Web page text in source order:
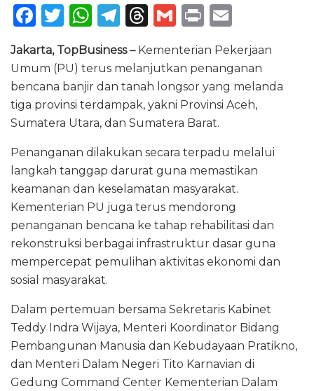
F
c
e
b
o
o
k
T
it
te
r
W
h
a
ts
A
p
p
T
e
g
ra
m
T
re
a
d
s
G
ai
l
P
n
t
ai
l
Jakarta, TopBusiness –Kementerian Pekerjaan
Umum (PU) terus melanjutkan penanganan
bencana banjir dan tanah longsor yang melanda
tiga provinsi terdampak, yakni Provinsi Aceh,
Sumatera Utara, dan Sumatera Barat.
Penanganan dilakukan secara terpadu melalui
langkah tanggap darurat guna memastikan
keamanan dan keselamatan masyarakat.
Kementerian PU juga terus mendorong
penanganan bencana ke tahap rehabilitasi dan
rekonstruksi berbagai infrastruktur dasar guna
mempercepat pemulihan aktivitas ekonomi dan
sosial masyarakat.
Dalam pertemuan bersama Sekretaris Kabinet
Teddy Indra Wijaya, Menteri Koordinator Bidang
Pembangunan Manusia dan Kebudayaan Pratikno,
dan Menteri Dalam Negeri Tito Karnavian di
Gedung Command Center Kementerian Dalam